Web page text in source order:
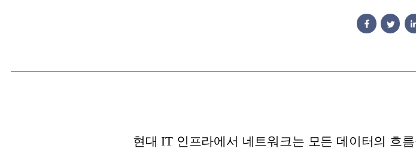
현대 IT 인프라에서 네트워크는 모든 데이터의 흐